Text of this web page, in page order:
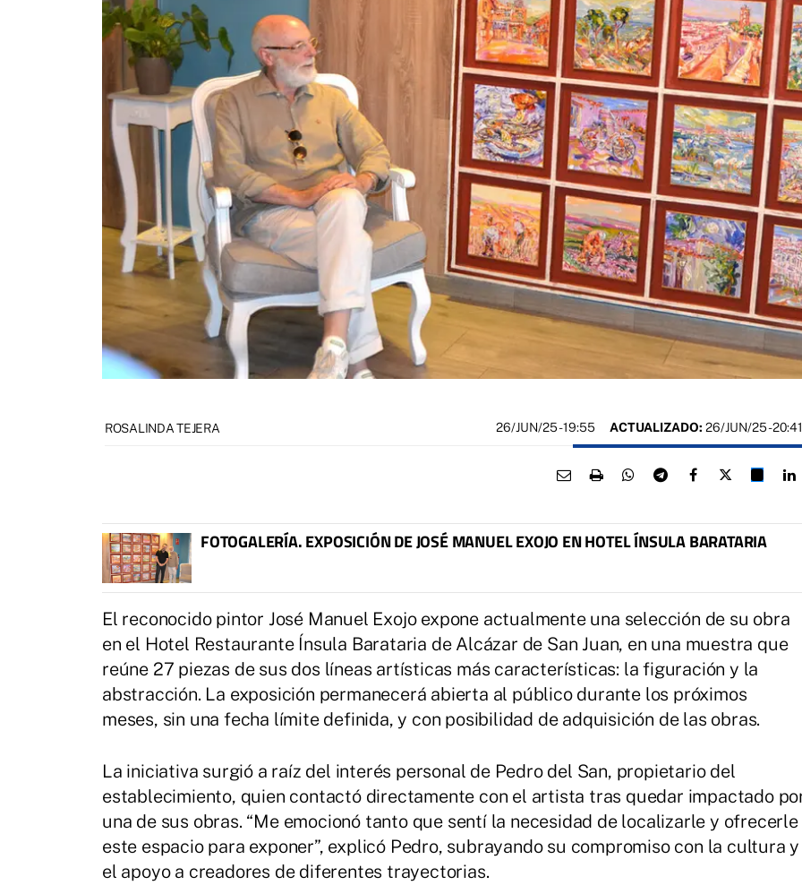
ROSALINDA TEJERA 26/JUN/25- 19:55 ACTUALIZADO: 26/JUN/25 - 20:41
FOTOGALERÍA. EXPOSICIÓN DE JOSÉ MANUEL EXOJO EN HOTEL ÍNSULA BARATARIA
El reconocido pintor José Manuel Exojo expone actualmente una selección de su obra
en el Hotel Restaurante Ínsula Barataria de Alcázar de San Juan, en una muestra que
reúne 27 piezas de sus dos líneas artísticas más características: la figuración y la
abstracción. La exposición permanecerá abierta al público durante los próximos
meses, sin una fecha límite definida, y con posibilidad de adquisición de las obras.
La iniciativa surgió a raíz del interés personal de Pedro del San, propietario del
establecimiento, quien contactó directamente con el artista tras quedar impactado
una de sus obras. “Me emocionó tanto que sentí la necesidad de localizarle y ofrecerle
este espacio para exponer”, explicó Pedro, subrayando su compromiso con la cultura y
el apoyo a creadores de diferentes trayectorias.